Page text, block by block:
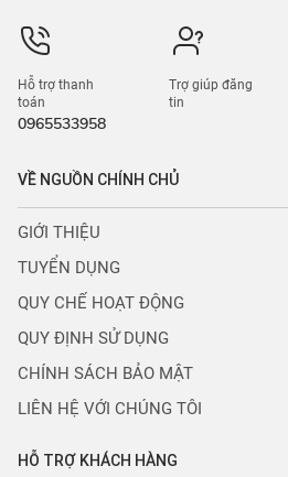
Hỗ trợ thanh
toán
0965533958
Trợ giúp đăng
tin
VỀ NGUỒN CHÍNH CHỦ
GIỚI THIỆU
TUYỂN DỤNG
QUY CHẾ HOẠT ĐỘNG
QUY ĐỊNH SỬ DỤNG
CHÍNH SÁCH BẢO MẬT
LIÊN HỆ VỚI CHÚNG TÔI
HỖ TRỢ KHÁCH HÀNG